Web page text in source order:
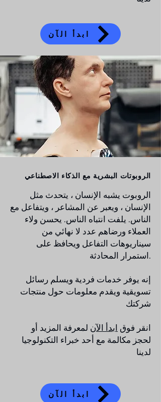
ابدأ الآن
الروبوتات البشرية مع الذكاء الاصطناعي
الروبوت يشبه الإنسان ، يتحدث مثل
الإنسان ، ويعبر عن المشاعر ، ويتفاعل مع
الناس. يلفت انتباه الناس. يحسن ولاء
العملاء ورضاهم عدد لا نهائي من
سيناريوهات التفاعل ويحافظ على
استمرار المحادثة.
إنه يوفر خدمات فردية ويسلم رسائل
تسويقية ويقدم معلومات حول منتجات
شركتك
انقر فوق ابدأ الآن لمعرفة المزيد أو
لحجز مكالمة مع أحد خبراء التكنولوجيا
لدينا
ابدأ الآن